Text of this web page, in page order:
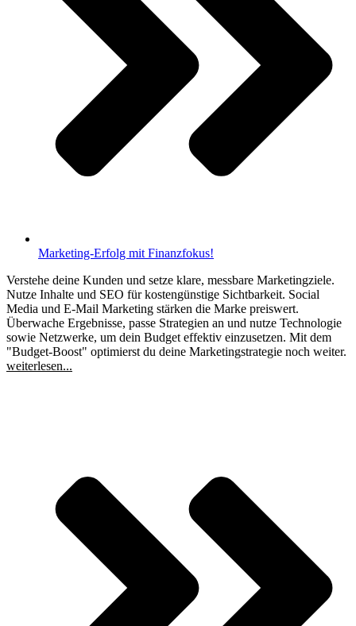
Marketing-Erfolg mit Finanzfokus!
Verstehe deine Kunden und setze klare, messbare Marketingziele.
Nutze Inhalte und SEO für kostengünstige Sichtbarkeit. Social
Media und E-Mail Marketing stärken die Marke preiswert.
Überwache Ergebnisse, passe Strategien an und nutze Technologie
sowie Netzwerke, um dein Budget effektiv einzusetzen. Mit dem
"Budget-Boost" optimierst du deine Marketingstrategie noch weiter.
weiterlesen...